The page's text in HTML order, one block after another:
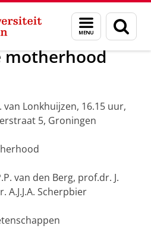
Menu
en
zoeken
Nieuwsberichten
motherhood
van Lonkhuijzen, 16.15 uur,
5, Groningen
van den Berg, prof.dr. J.
A.J.J.A. Scherpbier